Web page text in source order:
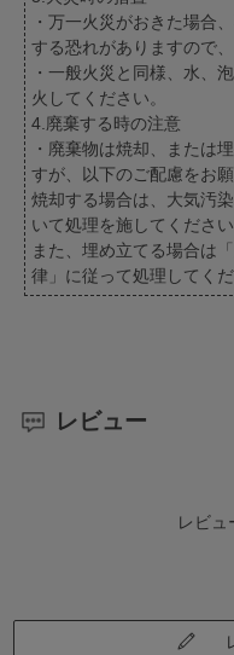
・万一火災がおきた場合
する恐れがありますので
・一般火災と同様、水、
火してください。
4.廃棄する時の注意
・廃棄物は焼却、または
すが、以下のご配慮をお願
焼却する場合は、大気汚
いて処理を施してください
また、埋め立てる場合は
律」に従って処理してくだ
レビュー
レビュ